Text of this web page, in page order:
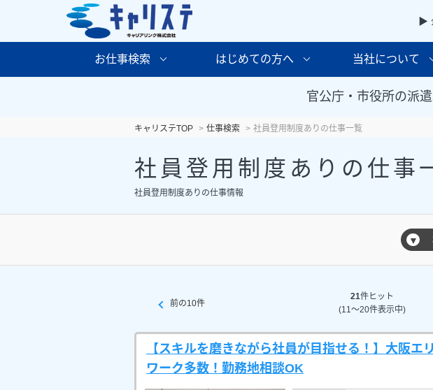
▶
お仕事検索 はじめての方へ 当社について
官公庁・市役所の派
キャリステTOP 仕事検索 社員登用制度ありの仕事一覧
社員登用制度ありの仕事
社員登用制度ありの仕事情報
▼
前の10件
21件ヒット
(11～20件表示中)
【スキルを磨きながら社員が目指せる！】大阪エ
ワーク多数！勤務地相談OK